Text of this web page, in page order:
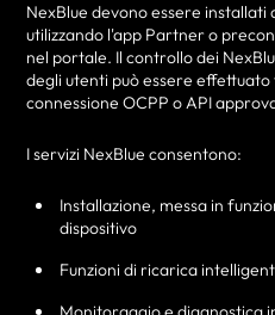
NexBlue devono essere
utilizzando l'app Partner o
nel portale. Il controllo dei
degli utenti può essere
connessione OCPP o API
I servizi NexBlue consentono:
Installazione, messa in
dispositivo
Funzioni di ricarica